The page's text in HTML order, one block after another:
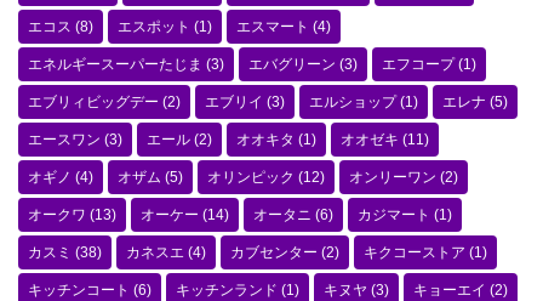
エコス (8) エスポット (1) エスマート (4)
エネルギースーパーたじま (3) エバグリーン (3) エフコープ(1)
エブリィビッグデー (2) エブリイ (3) エルショップ(1) エレナ (5)
エースワン (3) エール (2) オオキタ (1) オオゼキ (11)
オギノ (4) オザム (5) オリンピック (12) オンリーワン (2)
オークワ (13) オーケー (14) オータニ (6) カジマート (1)
カスミ (38) カネスエ (4) カブセンター (2) キクコーストア (1)
キッチンコート (6) キッチンランド (1) キヌヤ (3) キョーエイ (2)